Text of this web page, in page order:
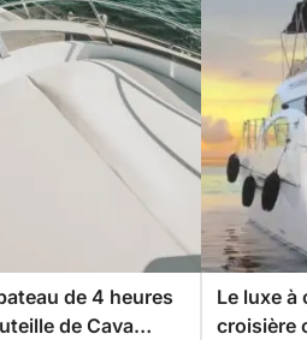
(7 heures)
/ Prix total : 550 €
:
Prix total : 350 €
/ Prix total : 390 €
de 4 heures
de Cava
Le luxe à
croisière